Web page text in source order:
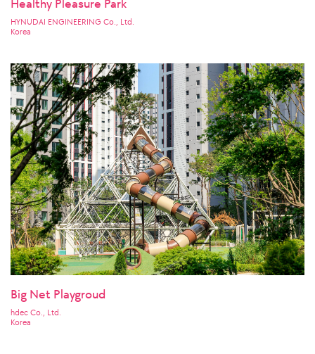
Healthy Pleasure Park
HYNUDAI ENGINEERING Co., Ltd.
Korea
Big Net Playgroud
hdec Co., Ltd.
Korea